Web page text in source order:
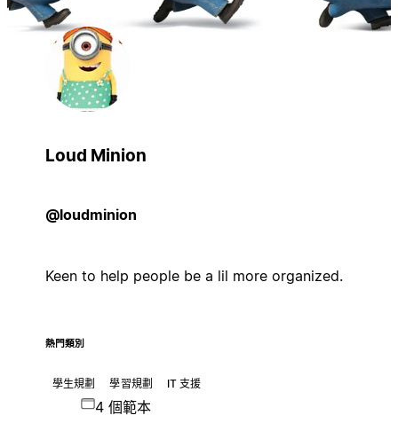
Loud Minion
@loudminion
Keen to help people be a lil more organized.
熱門類別
學生規劃 學習規劃 IT 支援
4 個範本